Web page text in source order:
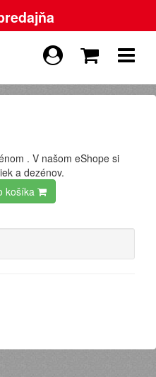
. V našom eShope si
a dezénov.
košíka